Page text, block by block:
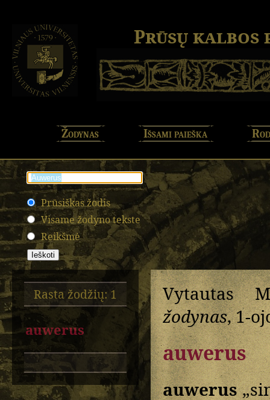
Prūsų kalbos
Žodynas Išsami paieška
Prūsiškas žodis
Visame žodyno tekste
Reikšmė
Rasta žodžių: 1
auwerus
Vytautas
žodynas, 1-
auwerus
auwerus